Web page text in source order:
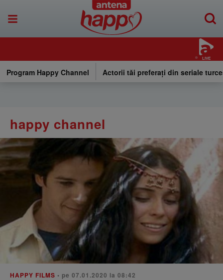
LIVE
Program Happy Channel Actorii tăi preferați din seriale
happy channel
HAPPY FILMS • pe 07.01.2020 la 08:42